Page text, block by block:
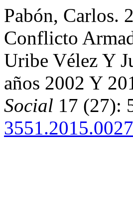
Pabón, Carlos.
Conflicto
Uribe Vélez Y
años 2002 Y
Social 17 (27):